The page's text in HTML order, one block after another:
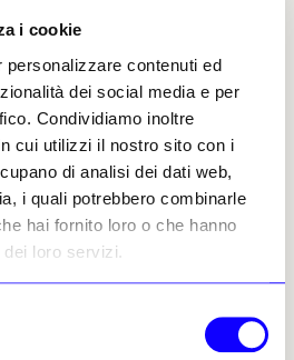
i cookie
contenuti ed
dei social media e per
Condividiamo inoltre
cui utilizzi il nostro sito con i
di analisi dei dati web,
i quali potrebbero combinarle
hai fornito loro o che hanno
loro servizi.
e
NEWS
MArRC: l’Intelligenza
Artificiale entra nella casa
dei Bronzi di Riace
Da due anni alla direzione
dell’Archeologico Nazionale di
Reggio Calabria, Fabrizio
Sudano racconta progetti e
prospettive del prestigioso
museo sempre più dinamico e
vivo, all’insegna
Graziella Melania Geraci